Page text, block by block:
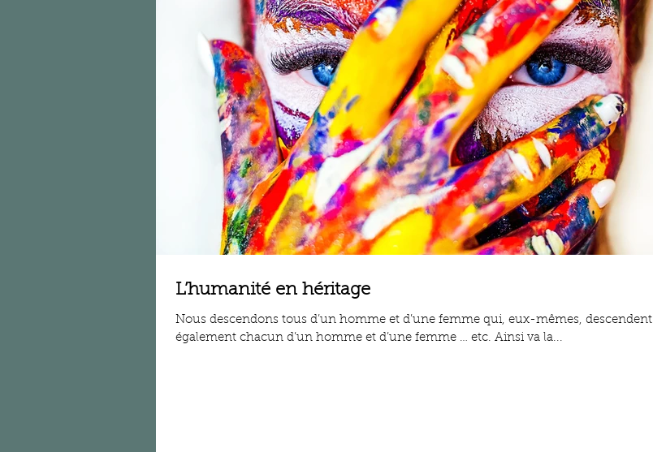
L’humanité en héritage
Nous descendons tous d’un homme et d’une femme qui, eux-mêmes, descendent
également chacun d’un homme et d’une femme … etc. Ainsi va la...